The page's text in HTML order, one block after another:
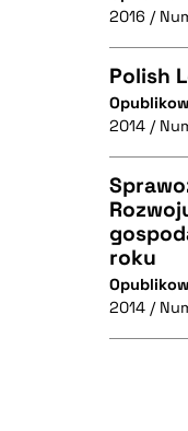
2016 /
Polish
2014 /
roku
2014 /